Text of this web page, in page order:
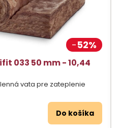
52%
033 50 mm - 10,44
vata pre zateplenie
Do košíka